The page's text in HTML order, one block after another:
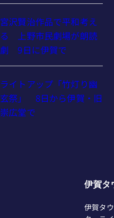
宮沢賢治作品で平和考え
る 上野市民劇場が朗読
劇 9日に伊賀で
ライトアップ「竹灯り幽
玄祭」 8日から伊賀・旧
崇広堂で
伊賀タ
伊賀タ